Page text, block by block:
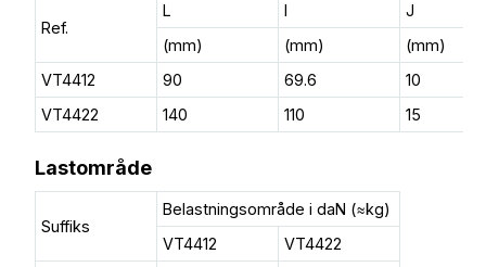
Ref.
L l
J
(mm)
(mm)
(mm)
VT4412
90 69.6
10
VT4422
140 110 15
Lastområde
Suffiks
Belastningsområde i daN (≈kg)
VT4412
VT4422